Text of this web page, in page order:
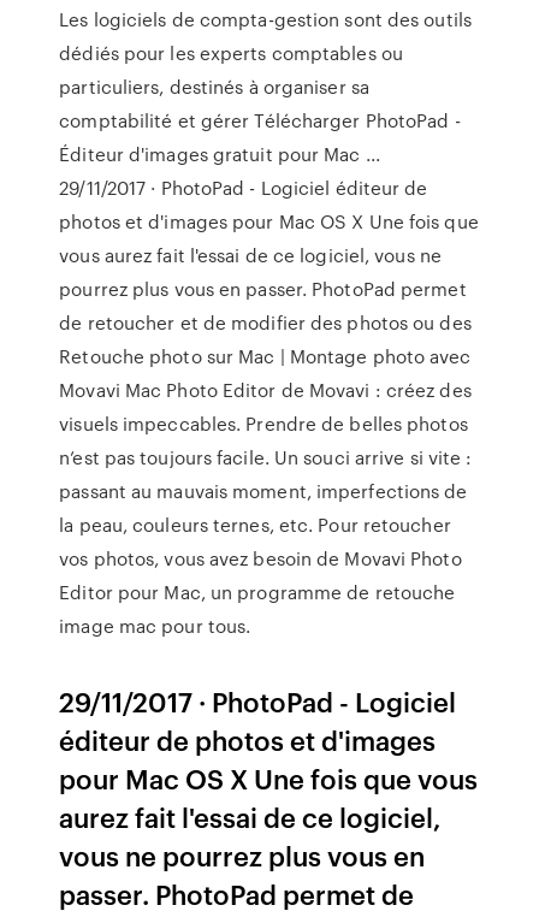
Les logiciels de compta-gestion sont des outils
dédiés pour les experts comptables ou
particuliers, destinés à organiser sa
comptabilité et gérer Télécharger PhotoPad -
Éditeur d'images gratuit pour Mac ...
29/11/2017 · PhotoPad - Logiciel éditeur de
photos et d'images pour Mac OS X Une fois que
vous aurez fait l'essai de ce logiciel, vous ne
pourrez plus vous en passer. PhotoPad permet
de retoucher et de modifier des photos ou des
Retouche photo sur Mac | Montage photo avec
Movavi Mac Photo Editor de Movavi : créez des
visuels impeccables. Prendre de belles photos
n’est pas toujours facile. Un souci arrive si vite :
passant au mauvais moment, imperfections de
la peau, couleurs ternes, etc. Pour retoucher
vos photos, vous avez besoin de Movavi Photo
Editor pour Mac, un programme de retouche
image mac pour tous.
29/11/2017 · PhotoPad - Logiciel
éditeur de photos et d'images
pour Mac OS X Une fois que vous
aurez fait l'essai de ce logiciel,
vous ne pourrez plus vous en
passer. PhotoPad permet de